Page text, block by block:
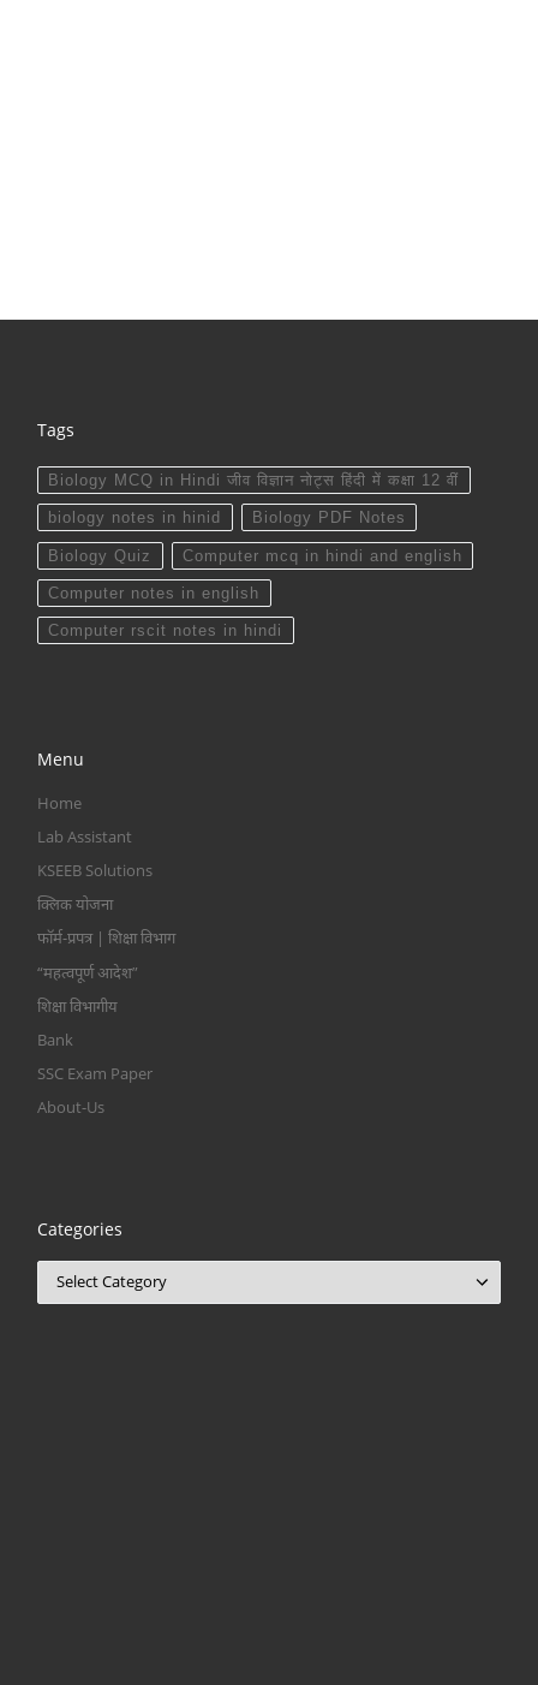
Tags
Biology MCQ in Hindi जीव विज्ञान नोट्स हिंदी में कक्षा 12 वीं
biology notes in hinid Biology PDF Notes
Biology Quiz Computer mcq in hindi and english
Computer notes in english
Computer rscit notes in hindi
Menu
Home
Lab Assistant
KSEEB Solutions
क्लिक योजना
फॉर्म-प्रपत्र | शिक्षा विभाग
“महत्वपूर्ण आदेश”
शिक्षा विभागीय
Bank
SSC Exam Paper
About-Us
Categories